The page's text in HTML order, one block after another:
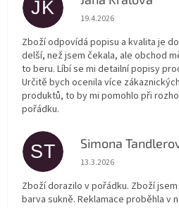
JK Hodnocení obchodu je
19.4.2026
Zboží odpovídá popisu a kvalita je
delší, než jsem čekala, ale obchod
to beru. Líbí se mi detailní popisy
Určitě bych ocenila více
produktů, to by mi pomohlo při
pořádku.
ST Simona
Hodnocení obchodu je
13.3.2026
Zboží dorazilo v pořádku. Zboží
barva sukně. Reklamace proběhla v